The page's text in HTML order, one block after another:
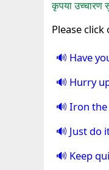
कृपया
Please
Have
Hurry
Iron
Just do
Keep